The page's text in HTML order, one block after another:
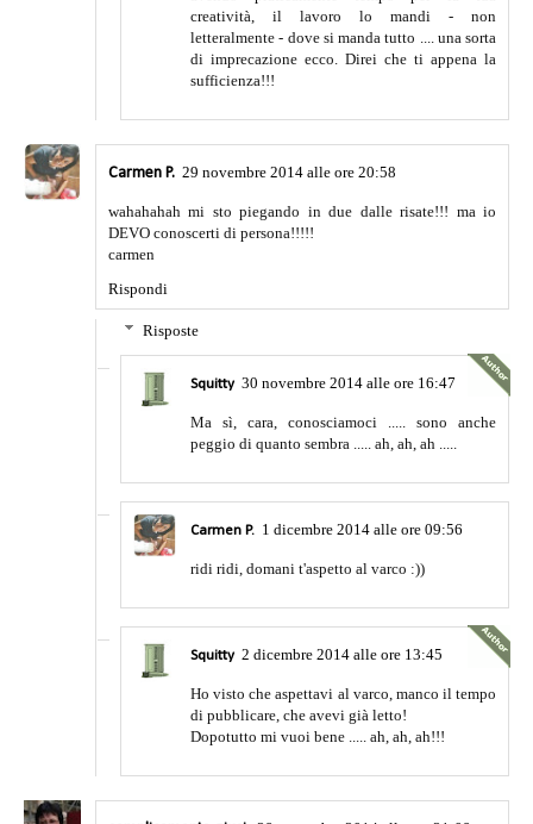
creatività, il lavoro lo mandi - non
letteralmente - dove si manda tutto .... una sorta
di imprecazione ecco. Direi che ti appena la
sufficienza!!!
Carmen P. 29 novembre 2014 alle ore 20:58
wahahahah mi sto piegando in due dalle risate!!! ma io
DEVO conoscerti di persona!!!!!
carmen
Rispondi
Risposte
Squitty 30 novembre 2014 alle ore 16:47
Ma sì, cara, conosciamoci ..... sono anche
peggio di quanto sembra ..... ah, ah, ah .....
Carmen P. 1 dicembre 2014 alle ore 09:56
ridi ridi, domani t'aspetto al varco :))
Squitty 2 dicembre 2014 alle ore 13:45
Ho visto che aspettavi al varco, manco il tempo
di pubblicare, che avevi già letto!
Dopotutto mi vuoi bene ..... ah, ah, ah!!!